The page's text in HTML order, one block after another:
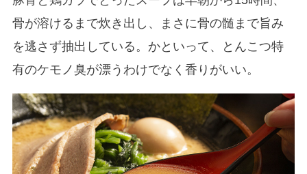
骨が溶けるまで炊き出し、まさに骨の髄まで旨み
を逃さず抽出している。かといって、とんこつ特
有のケモノ臭が漂うわけでなく香りがいい。